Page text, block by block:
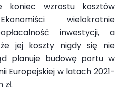
koniec wzrostu kosztów
wielokrotnie
inwestycji, a
że jej koszty nigdy się nie
planuje budowę portu w
Europejskiej w latach 2021-